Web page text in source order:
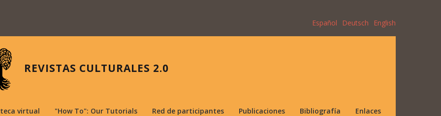
Español Deutsch English
REVISTAS CULTURALES 2.0
virtual "How To": Our Tutorials Red de participantes Publicaciones Bibliografía Enlaces